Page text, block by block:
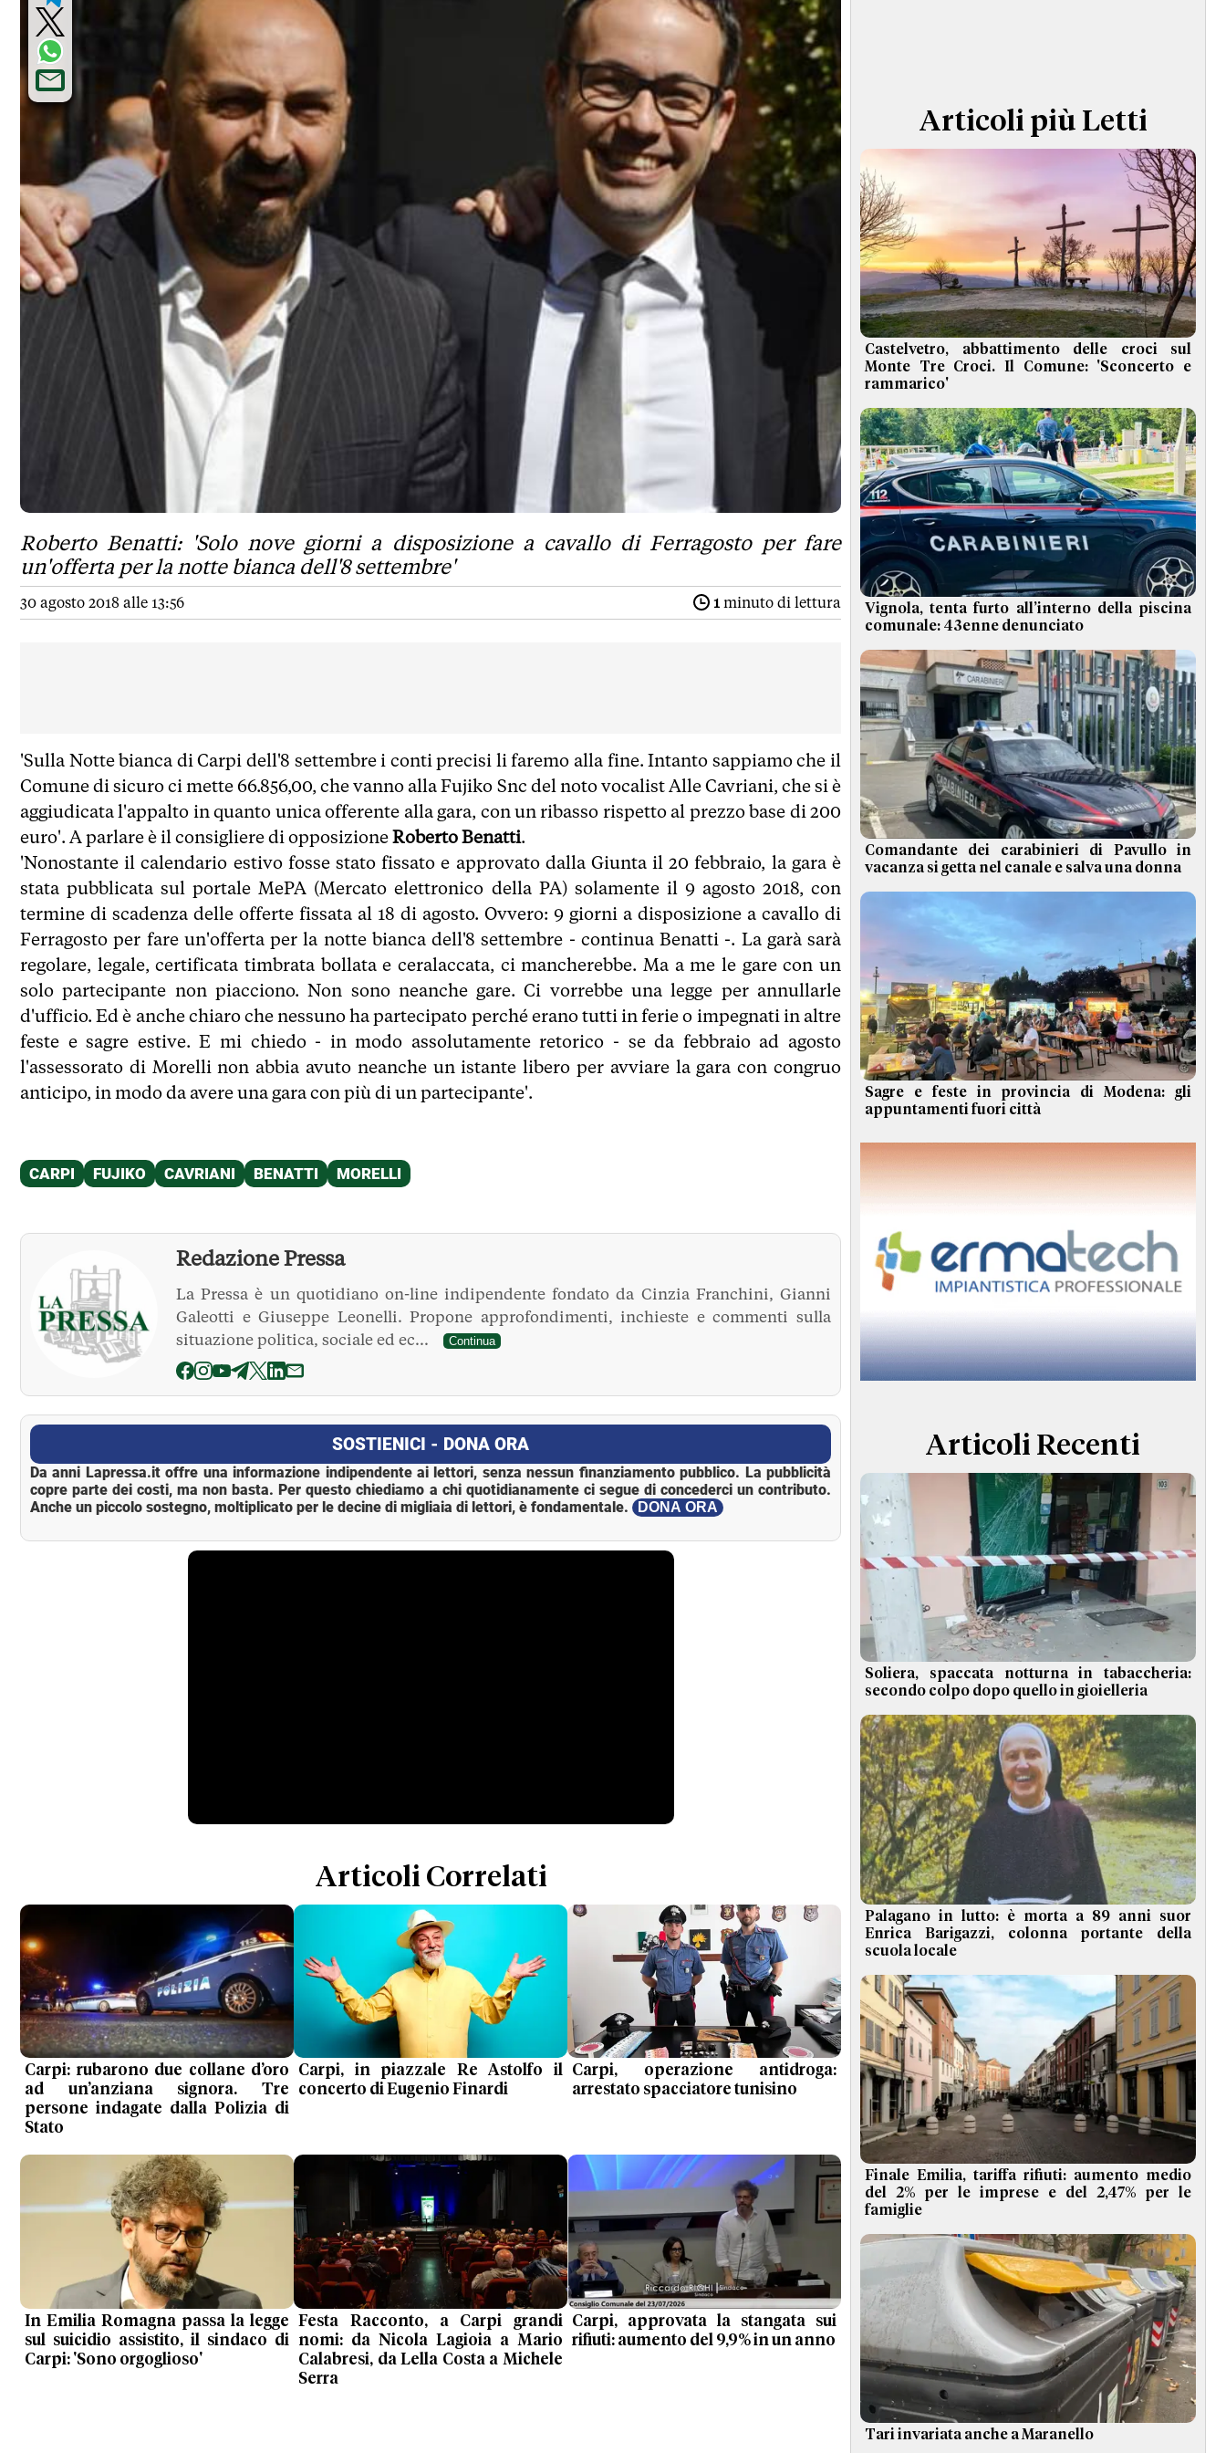
Roberto Benatti: 'Solo nove giorni a disposizione a cavallo di Ferragosto per fare
un'offerta per la notte bianca dell'8 settembre'
30 agosto 2018 alle 13:56 1 minuto di lettura
'Sulla Notte bianca di Carpi dell'8 settembre i conti precisi li faremo alla fine. Intanto sappiamo che il
Comune di sicuro ci mette 66.856,00, che vanno alla Fujiko Snc del noto vocalist Alle Cavriani, che si è
aggiudicata l'appalto in quanto unica offerente alla gara, con un ribasso rispetto al prezzo base di 200
euro'. A parlare è il consigliere di opposizioneRoberto Benatti.
'Nonostante il calendario estivo fosse stato fissato e approvato dalla Giunta il 20 febbraio, la gara è
stata pubblicata sul portale MePA (Mercato elettronico della PA) solamente il 9 agosto 2018, con
termine di scadenza delle offerte fissata al 18 di agosto. Ovvero: 9 giorni a disposizione a cavallo di
Ferragosto per fare un'offerta per la notte bianca dell'8 settembre - continua Benatti -. La garà sarà
regolare, legale, certificata timbrata bollata e ceralaccata, ci mancherebbe. Ma a me le gare con un
solo partecipante non piacciono. Non sono neanche gare. Ci vorrebbe una legge per annullarle
d'ufficio. Ed è anche chiaro che nessuno ha partecipato perché erano tutti in ferie o impegnati in altre
feste e sagre estive. E mi chiedo - in modo assolutamente retorico - se da febbraio ad agosto
l'assessorato di Morelli non abbia avuto neanche un istante libero per avviare la gara con congruo
anticipo, in modo da avere una gara con più di un partecipante'.
Redazione Pressa
La Pressa è un quotidiano on-line indipendente fondato da Cinzia Franchini, Gianni
Galeotti e Giuseppe Leonelli. Propone approfondimenti, inchieste e commenti sulla
situazione politica, sociale ed ec...
Continua
La Pressa
SOSTIENICI - DONA ORA
Da anni Lapressa.it offre una informazione indipendente ai lettori, senza nessun finanziamento pubblico. La pubblicità
copre parte dei costi, ma non basta. Per questo chiediamo a chi quotidianamente ci segue di concederci un contributo.
Anche un piccolo sostegno, moltiplicato per le decine di migliaia di lettori, è fondamentale.
DONA ORA
Articoli Correlati
Carpi: rubarono due collane d’oro
ad un’anziana signora. Tre
persone indagate dalla Polizia di
Stato
Carpi, in piazzale Re Astolfo il
concerto di Eugenio Finardi
Carpi, operazione antidroga:
arrestato spacciatore tunisino
In Emilia Romagna passa la legge
sul suicidio assistito, il sindaco di
Carpi: 'Sono orgoglioso'
Festa Racconto, a Carpi grandi
nomi: da Nicola Lagioia a Mario
Calabresi, da Lella Costa a Michele
Serra
Carpi, approvata la stangata sui
rifiuti: aumento del 9,9% in un anno
Articoli più Letti
Castelvetro, abbattimento delle croci sul
Monte Tre Croci. Il Comune: 'Sconcerto e
rammarico'
Vignola, tenta furto all’interno della piscina
comunale: 43enne denunciato
Comandante dei carabinieri di Pavullo in
vacanza si getta nel canale e salva una donna
Sagre e feste in provincia di Modena: gli
appuntamenti fuori città
Articoli Recenti
Soliera, spaccata notturna in tabaccheria:
secondo colpo dopo quello in gioielleria
Palagano in lutto: è morta a 89 anni suor
Enrica Barigazzi, colonna portante della
scuola locale
Finale Emilia, tariffa rifiuti: aumento medio
del 2% per le imprese e del 2,47% per le
famiglie
Tari invariata anche a Maranello